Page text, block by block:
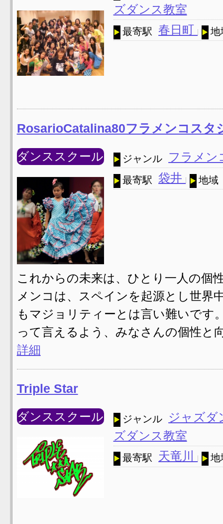
ズダンス教室
最寄駅 春日町 地
RosarioCatalina80フラメンコスタ
ダンススクール ジャンル フラメ
最寄駅 袋井 地域
これからの未来は、ひとり一人の個
メンコは、スペインを起源とし世界
もマジョリティーとは言い難いで
って言えるよう、みなさんの個性
詳細
Triple Star
ダンススクール ジャンル
ジャズ
ズダンス教室
最寄駅 天竜川 地